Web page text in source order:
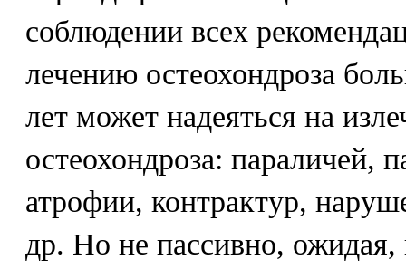
соблюдении всех
лечению остеохондроза
лет может надеяться на
остеохондроза: параличей,
атрофии, контрактур,
др. Но не пассивно, ожидая,